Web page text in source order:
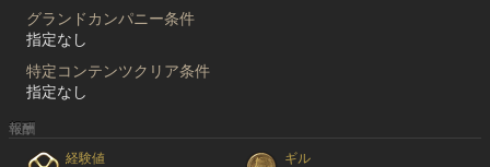
グランドカンパニー条件
指定なし
特定コンテンツクリア条件
指定なし
報酬
経験値
ギル